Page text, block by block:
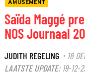
AMUSEMENT
Saïda Maggé
NOS Journaal
JUDITH REGELING · 18
LAATSTE UPDATE: 19-12-